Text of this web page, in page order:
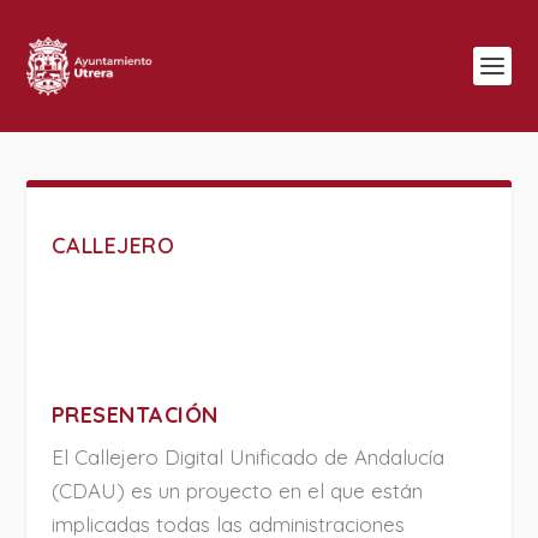
CALLEJERO
PRESENTACIÓN
El Callejero Digital Unificado de Andalucía
(CDAU) es un proyecto en el que están
implicadas todas las administraciones